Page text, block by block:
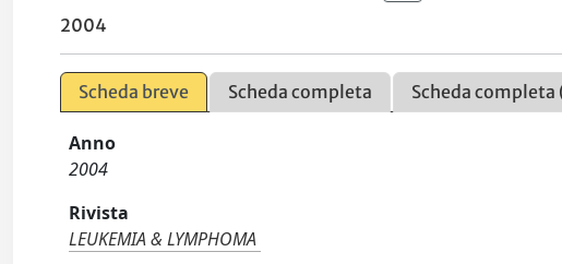
2004
Scheda breve Scheda completa Scheda completa
Anno
2004
Rivista
LEUKEMIA & LYMPHOMA